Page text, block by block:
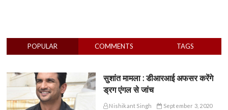
POPULAR COMMENTS TAGS
सुशांत मामला : डीआरआई अफसर करेंगे
ड्रग एंगल से जांच
Nishikant Singh
September 3, 2020